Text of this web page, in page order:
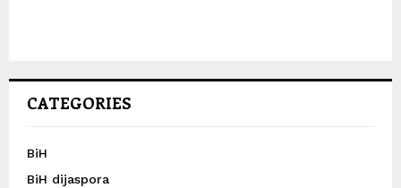
CATEGORIES
BiH
BiH dijaspora